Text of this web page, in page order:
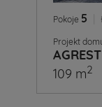
Pokoje 5
Projekt
AGREST
109 m2